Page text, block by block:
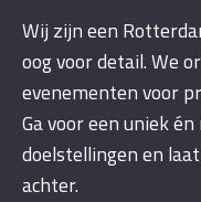
Wij zijn een
oog voor detail. We
evenementen voor
Ga voor een uniek
doelstellingen en
achter.